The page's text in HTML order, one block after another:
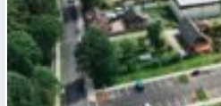
Noslēgusies Semināra ielas pārbūve
Valmierā